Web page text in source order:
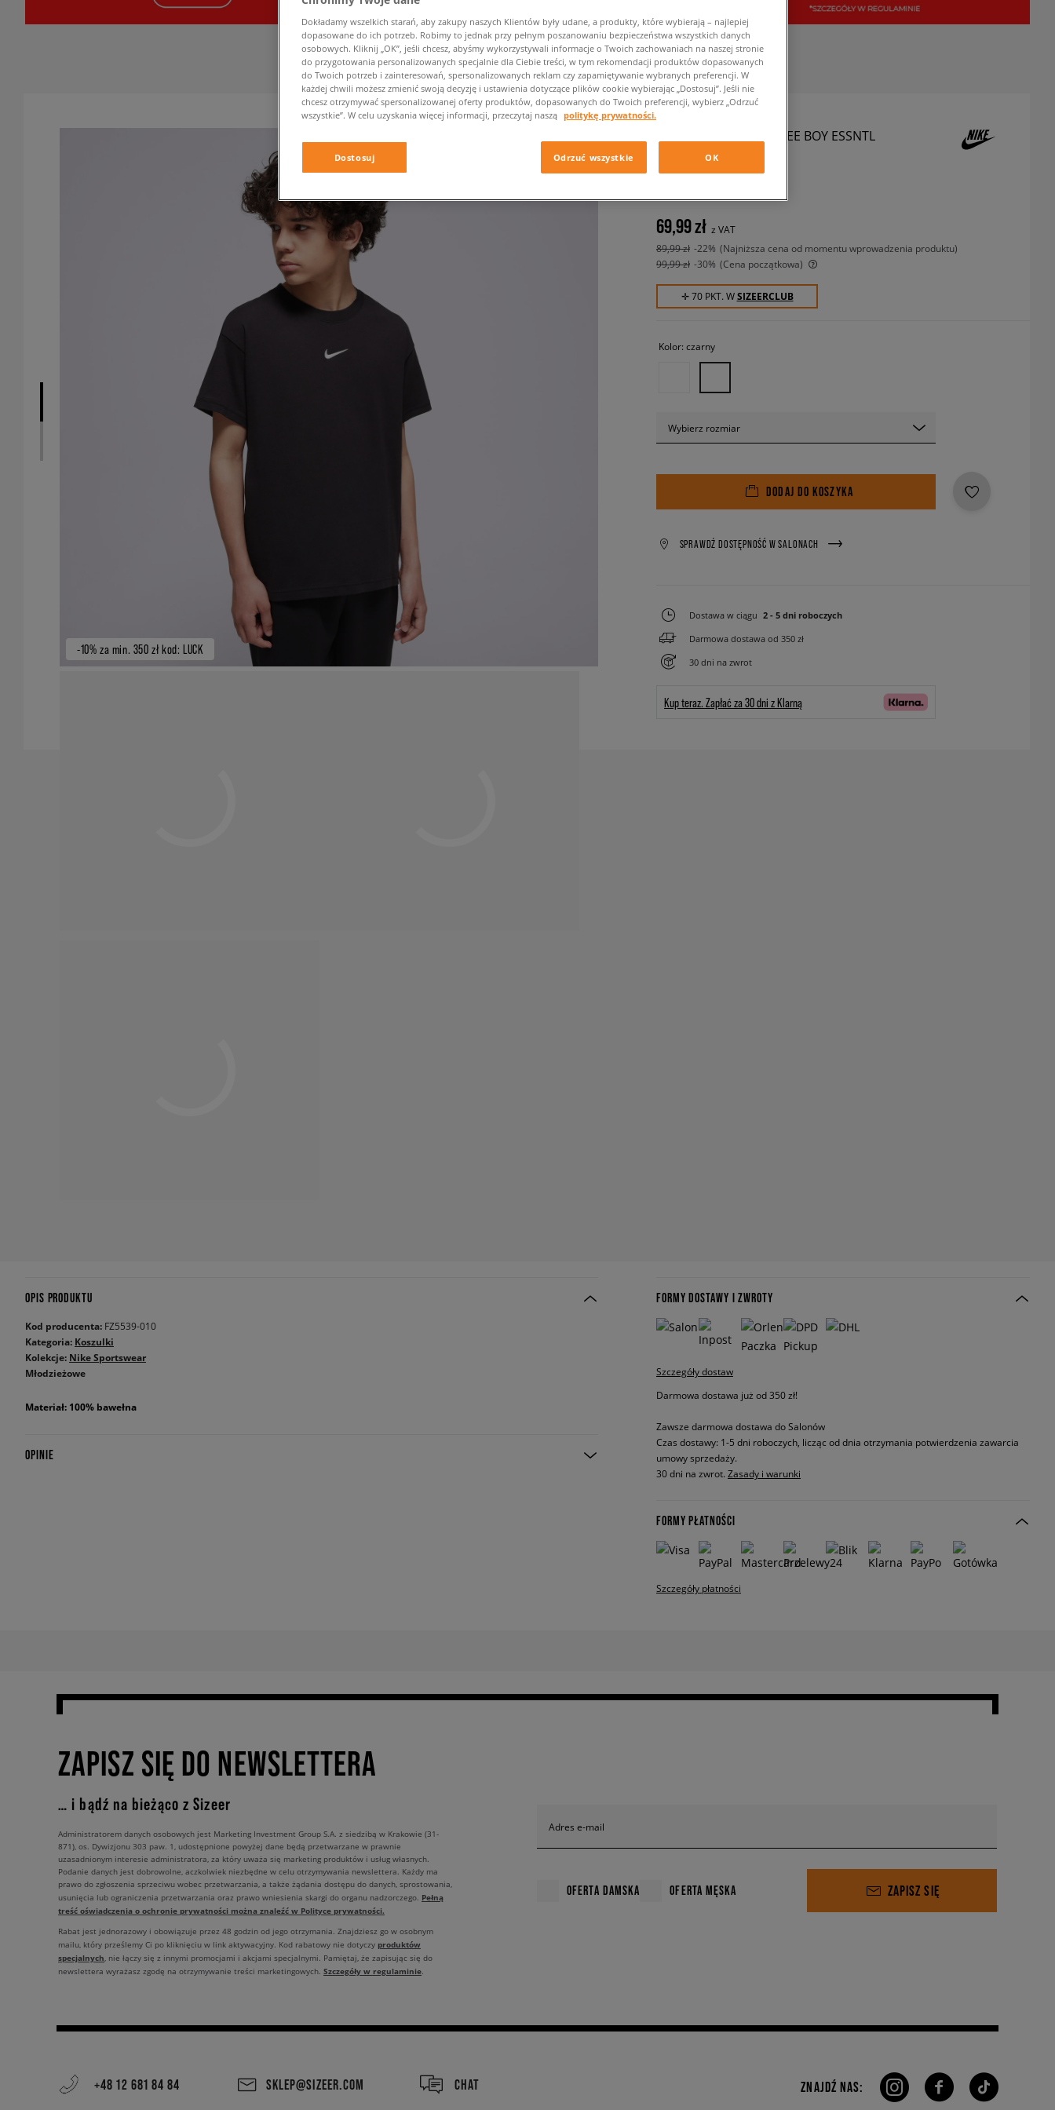
-10% za min. 350 zł kod: LUCK
NIKE T-SHIRT G NSW TEE BOY ESSNTL
dziecięce, koszulki
69,99 zł z VAT
89,99 zł -22%
(najniższa cena od momentu wprowadzenia produktu)
99,99 zł -30% (Cena początkowa)
✛ 70 PKT. WSIZEERCLUB
Kolor: czarny
Wybierz rozmiar
DODAJ DO KOSZYKA
SPRAWDŹ DOSTĘPNOŚĆ W SALONACH
Dostawa w ciągu 2 - 5 dni roboczych
Darmowa dostawa od 350 zł
30 dni na zwrot
Kup teraz. Zapłać za 30 dni z Klarną
OPIS PRODUKTU
Kod producenta: FZ5539-010
Kategoria: Koszulki
Kolekcje: Nike Sportswear
Młodzieżowe
Materiał: 100% bawełna
OPINIE
FORMY DOSTAWY I ZWROTY
Szczegóły dostaw
Darmowa dostawa już od 350 zł!
Zawsze darmowa dostawa do Salonów
Czas dostawy: 1-5 dni roboczych, licząc od dnia otrzymania potwierdzenia zawarcia
umowy sprzedaży.
30 dni na zwrot. Zasady i warunki
FORMY PŁATNOŚCI
Szczegóły płatności
ZAPISZ SIĘ DO NEWSLETTERA
… i bądź na bieżąco z Sizeer
Adres e-mail
OFERTA DAMSKA OFERTA MĘSKA ZAPISZ SIĘ
Administratorem danych osobowych jest Marketing Investment Group S.A. z siedzibą w Krakowie (31-
871), os. Dywizjonu 303 paw. 1, udostępnione powyżej dane będą przetwarzane w prawnie
uzasadnionym interesie administratora, za który uważa się marketing produktów i usług własnych.
Podanie danych jest dobrowolne, aczkolwiek niezbędne w celu otrzymywania newslettera. Każdy ma
prawo do zgłoszenia sprzeciwu wobec przetwarzania, a także żądania dostępu do danych, sprostowania,
usunięcia lub ograniczenia przetwarzania oraz prawo wniesienia skargi do organu nadzorczego. Pełną
treść oświadczenia o ochronie prywatności można znaleźć w Polityce prywatności.
Rabat jest jednorazowy i obowiązuje przez 48 godzin od jego otrzymania. Znajdziesz go w osobnym
mailu, który prześlemy Ci po kliknięciu w link aktywacyjny. Kod rabatowy nie dotyczy produktów
specjalnych, nie łączy się z innymi promocjami i akcjami specjalnymi. Pamiętaj, że zapisując się do
newslettera wyrażasz zgodę na otrzymywanie treści marketingowych. Szczegóły w regulaminie.
+48 12 681 84 84 SKLEP@SIZEER.COM CHAT ZNAJDŹ NAS:
Dokładamy wszelkich starań, aby zakupy naszych Klientów były udane, a produkty, które wybierają – najlepiej
dopasowane do ich potrzeb. Robimy to jednak przy pełnym poszanowaniu bezpieczeństwa wszystkich danych
osobowych. Kliknij „OK”, jeśli chcesz, abyśmy wykorzystywali informacje o Twoich zachowaniach na naszej stronie
do przygotowania personalizowanych specjalnie dla Ciebie treści, w tym rekomendacji produktów dopasowanych
do Twoich potrzeb i zainteresowań, spersonalizowanych reklam czy zapamiętywanie wybranych preferencji. W
każdej chwili możesz zmienić swoją decyzję i ustawienia dotyczące plików cookie wybierając „Dostosuj”. Jeśli nie
chcesz otrzymywać spersonalizowanej oferty produktów, dopasowanych do Twoich preferencji, wybierz „Odrzuć
wszystkie”. W celu uzyskania więcej informacji, przeczytaj naszą politykę prywatności.
Dostosuj Odrzuć wszystkie OK